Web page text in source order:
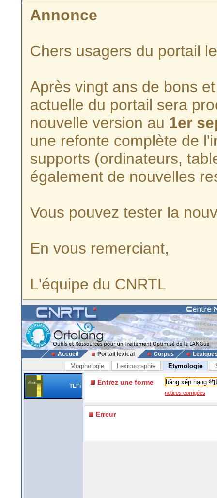
Annonce
Chers usagers du portail
Après vingt ans de bons
actuelle du portail sera
nouvelle version au 1er
une refonte complète de
supports (ordinateurs,
également de nouvelles
Vous pouvez tester la
En vous remerciant,
L'équipe du CNRTL
Accueil Portail lexical Corpus
Morphologie Lexicographie Etymologie
TLFi Entrez une forme
notices corrigées
Erreur